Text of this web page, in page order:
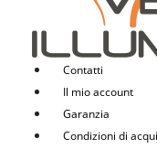
Contatti
Il mio account
Garanzia
Condizioni di